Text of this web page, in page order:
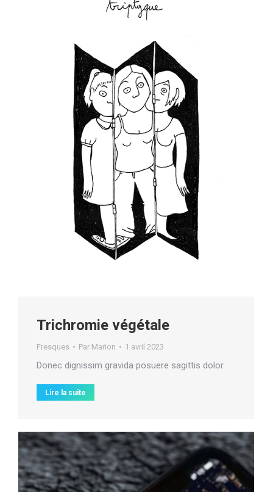
Trichromie végétale
Fresques Par Marion 1 avril 2023
Donec dignissim gravida posuere sagittis dolor.
Lire la suite